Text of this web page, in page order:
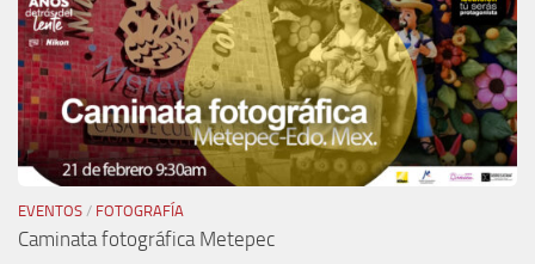
EVENTOS / FOTOGRAFÍA
Caminata fotográfica Metepec